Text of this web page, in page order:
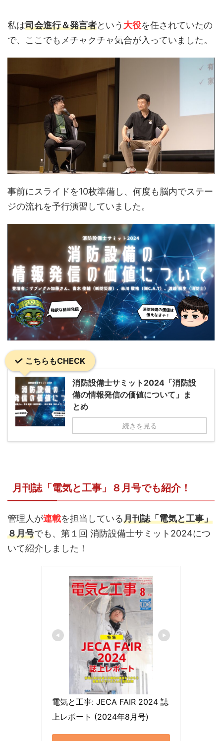
私は司会進行＆発言者という 大役を任されていたの
で、ここでもメチャクチャ気合が入っていました。
事前にスライドを10枚準備し、何度も脳内でステー
ジの流れを予行演習していました。
こちらもCHECK
消防設備士サミット2024「消防設
備の情報発信の価値について」ま
とめ
続きを見る
月刊誌「電気と工事」８月号でも紹介！
管理人が連載を担当している月刊誌「電気と工事」
８月号でも、第１回 消防設備士サミット2024につ
いて紹介しました！
電気と工事: JECA FAIR 2024 誌
上レポート (2024年8月号)